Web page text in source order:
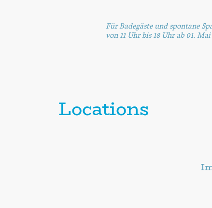
Für Badegäste und spontane
von 11 Uhr bis 18 Uhr ab 01.
Locations